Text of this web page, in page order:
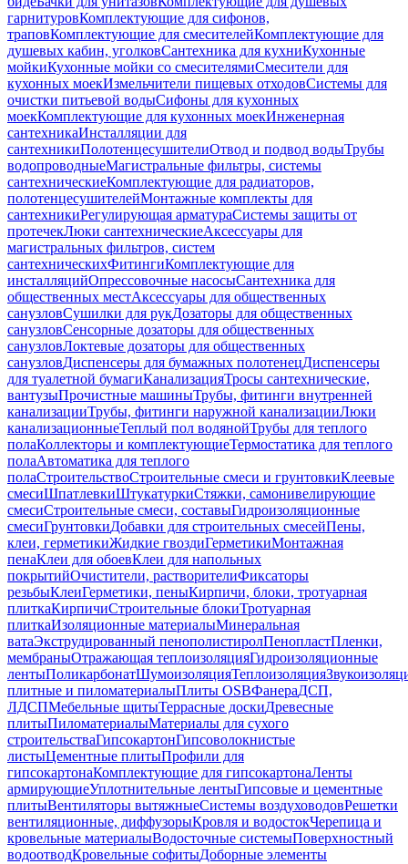
гарнитуровКомплектующие для сифонов,
траповКомплектующие для смесителейКомплектующие для
душевых кабин, уголковСантехника для кухниКухонные
мойкиКухонные мойки со смесителямиСмесители для
кухонных моекИзмельчители пищевых отходовСистемы для
очистки питьевой водыСифоны для кухонных
моекКомплектующие для кухонных моекИнженерная
сантехникаИнсталляции для
сантехникиПолотенцесушителиОтвод и подвод водыТрубы
водопроводныеМагистральные фильтры, системы
сантехническиеКомплектующие для радиаторов,
полотенцесушителейМонтажные комплекты для
сантехникиРегулирующая арматураСистемы защиты от
протечекЛюки сантехническиеАксессуары для
магистральных фильтров, систем
сантехническихФитингиКомплектующие для
инсталляцийОпрессовочные насосыСантехника для
общественных местАксессуары для общественных
санузловСушилки для рукДозаторы для общественных
санузловСенсорные дозаторы для общественных
санузловЛоктевые дозаторы для общественных
санузловДиспенсеры для бумажных полотенецДиспенсеры
для туалетной бумагиКанализацияТросы сантехнические,
вантузыПрочистные машиныТрубы, фитинги внутренней
канализацииТрубы, фитинги наружной канализацииЛюки
канализационныеТеплый пол водянойТрубы для теплого
полаКоллекторы и комплектующиеТермостатика для теплого
полаАвтоматика для теплого
полаСтроительствоСтроительные смеси и грунтовкиКлеевые
смесиШпатлевкиШтукатуркиСтяжки, самонивелирующие
смесиСтроительные смеси, составыГидроизоляционные
смесиГрунтовкиДобавки для строительных смесейПены,
клеи, герметикиЖидкие гвоздиГерметикиМонтажная
пенаКлеи для обоевКлеи для напольных
покрытийОчистители, растворителиФиксаторы
резьбыКлеиГерметики, пеныКирпичи, блоки, тротуарная
плиткаКирпичиСтроительные блокиТротуарная
плиткаИзоляционные материалыМинеральная
ватаЭкструдированный пенополистиролПенопластПленки,
мембраныОтражающая теплоизоляцияГидроизоляционные
лентыПоликарбонатШумоизоляцияТеплоизоляция
плитные и пиломатериалыПлиты OSBФанераДСП,
ЛДСПМебельные щитыТеррасные доскиДревесные
плитыПиломатериалыМатериалы для сухого
строительстваГипсокартонГипсоволокнистые
листыЦементные плитыПрофили для
гипсокартонаКомплектующие для гипсокартонаЛенты
армирующиеУплотнительные лентыГипсовые и цементные
плитыВентиляторы вытяжныеСистемы воздуховодовРешетки
вентиляционные, диффузорыКровля и водостокЧерепица и
кровельные материалыВодосточные системыПоверхностный
водоотводКровельные софитыДоборные элементы